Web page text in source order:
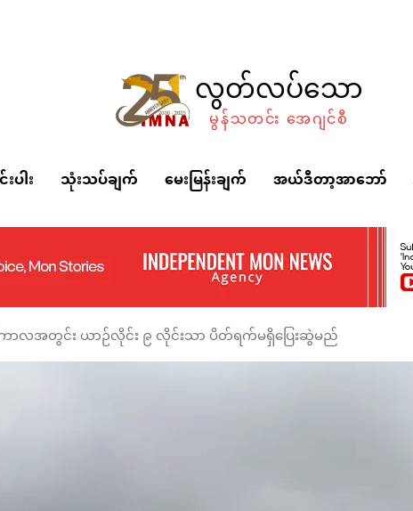
လွတ်လပ်သော
မွန်သတင်း အေဂျင်စီ
ပါး သုံးသပ်ချက် မေးမြန်းချက် အယ်ဒီတာ့အာဘော်
ာလအတွင်း ယာဉ်လိုင်း ၉ လိုင်းသာ ပိတ်ရက်မရှိပြေးဆွဲမည်